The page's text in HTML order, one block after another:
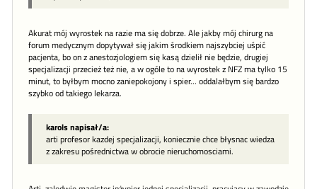
Akurat mój wyrostek na razie ma się dobrze. Ale jakby mój chirurg na
forum medycznym dopytywał się jakim środkiem najszybciej uśpić
pacjenta, bo on z anestozjologiem się kasą dzielił nie będzie, drugiej
specjalizacji przecież też nie, a w ogóle to na wyrostek z NFZ ma tylko 15
minut, to byłbym mocno zaniepokojony i spier... oddalałbym się bardzo
szybko od takiego lekarza.
karols napisał/a:
arti profesor kazdej specjalizacji, koniecznie chce błysnac wiedza
z zakresu pośrednictwa w obrocie nieruchomosciami.